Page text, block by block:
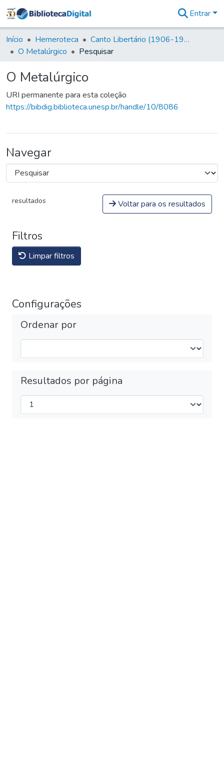
&
Coleções
Tudo na
Estatísticas
Entrar
Início Hemeroteca
Canto Libertário (1906-1995)
O Metalúrgico
Pesquisar
O Metalúrgico
URI permanente para esta coleção
https://bibdig.biblioteca.unesp.br/handle/10/8086
Navegar
resultados Voltar para os resultados
Filtros
Limpar filtros
Configurações
Ordenar por
Resultados por página